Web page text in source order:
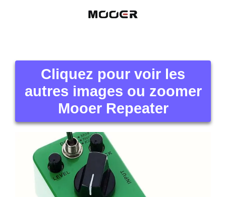
Cliquez pour voir les
autres images ou zoomer
Mooer Repeater